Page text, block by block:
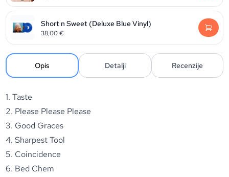
Short n Sweet (Deluxe Blue Vinyl)
38,00€
Opis Detalji Recenzije
1. Taste
2. Please Please Please
3. Good Graces
4. Sharpest Tool
5. Coincidence
6. Bed Chem